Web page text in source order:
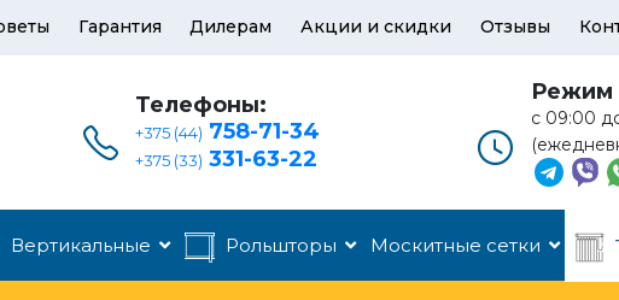
Гарантия Дилерам Акции и скидки Отзывы
Телефоны:
+375 (44) 758-71-34
+375 (33) 331-63-22
Режим
с 09:00
Вертикальные Рольшторы Москитные сетки